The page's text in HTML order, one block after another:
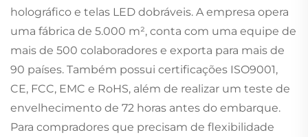
holográfico e telas LED dobráveis. A empresa opera
uma fábrica de 5.000 m², conta com uma equipe de
mais de 500 colaboradores e exporta para mais de
90 países. Também possui certificações ISO9001,
CE, FCC, EMC e RoHS, além de realizar um teste de
envelhecimento de 72 horas antes do embarque.
Para compradores que precisam de flexibilidade